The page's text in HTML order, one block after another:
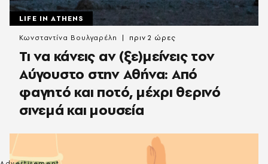
LIFE IN ATHENS
Τι να κάνεις αν (ξε)μείνεις τον
Αύγουστο στην Αθήνα: Από
φαγητό και ποτό, μέχρι θερινό
σινεμά και μουσεία
Κωνσταντίνα Βουλγαρέλη πριν 2 ώρες